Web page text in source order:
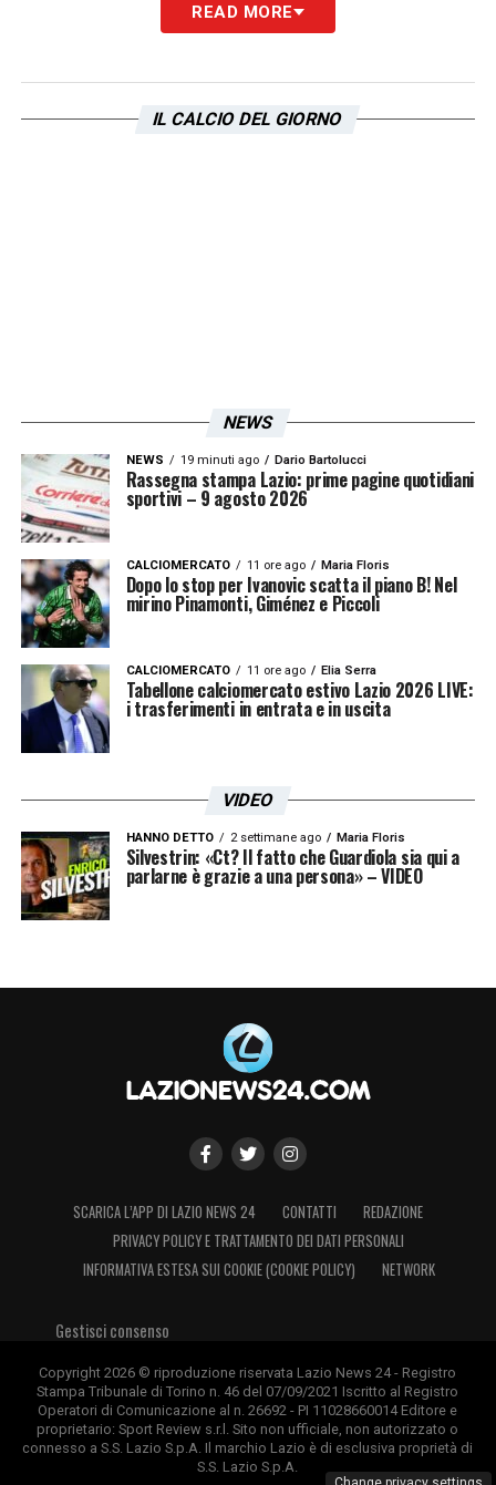
READ MORE
IL CALCIO DEL GIORNO
NEWS
NEWS 19 minuti ago Dario Bartolucci
Rassegna stampa Lazio: prime pagine quotidiani
sportivi – 9 agosto 2026
CALCIOMERCATO 11 ore ago Maria Floris
Dopo lo stop per Ivanovic scatta il piano B! Nel
mirino Pinamonti, Giménez e Piccoli
CALCIOMERCATO 11 ore ago Elia Serra
Tabellone calciomercato estivo Lazio 2026 LIVE:
i trasferimenti in entrata e in uscita
VIDEO
HANNO DETTO 2 settimane ago Maria Floris
Silvestrin: «Ct? Il fatto che Guardiola sia qui a
parlarne è grazie a una persona» – VIDEO
SCARICA L’APP DI LAZIO NEWS 24 CONTATTI
REDAZIONE
PRIVACY POLICY E TRATTAMENTO DEI DATI PERSONALI
INFORMATIVA ESTESA SUI COOKIE (COOKIE POLICY)
NETWORK
Gestisci consenso
Copyright 2026 © riproduzione riservata Lazio News 24 - Registro
Stampa Tribunale di Torino n. 46 del 07/09/2021 Iscritto al Registro
Operatori di Comunicazione al n. 26692 - PI 11028660014 Editore e
proprietario: Sport Review s.r.l. Sito non ufficiale, non autorizzato o
connesso a S.S. Lazio S.p.A. Il marchio Lazio è di esclusiva proprietà di
S.S. Lazio S.p.A.